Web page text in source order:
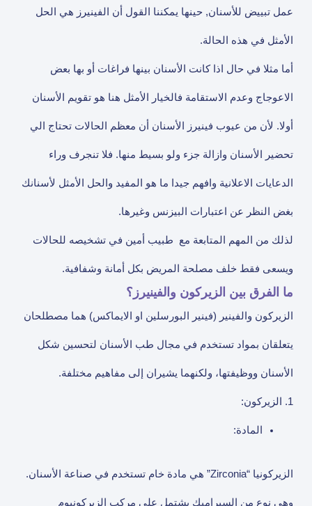
عمل تبييض للأسنان, حينها يمكننا القول أن الفينيرز هي الحل
الأمثل في هذه الحالة.
أما مثلا في حال اذا كانت الأسنان بينها فراغات أو بها بعض
الاعوجاج وعدم الاستقامة فالخيار الأمثل هنا هو تقويم الأسنان
أولا. لأن من عيوب فينيرز الأسنان أن معظم الحالات تحتاج الي
تحضير الأسنان وازالة جزء ولو بسيط منها. فلا تنجرف وراء
الدعايات الاعلانية وافهم جيدا ما هو المفيد والحل الأمثل لأسنانك
بغض النظر عن اعتبارات البيزنس وغيرها.
لذلك من المهم المتابعة مع طبيب أمين في تشخيصه للحالات
ويسعى فقط خلف مصلحة المريض بكل أمانة وشفافية.
ما الفرق بين الزيركون والفينيرز؟
الزيركون والفينير (فينير البورسلين او الايماكس) هما مصطلحان
يتعلقان بمواد تستخدم في مجال طب الأسنان لتحسين شكل
الأسنان ووظيفتها، ولكنهما يشيران إلى مفاهيم مختلفة.
1. الزيركون:
المادة:
الزيركونيا “Zirconia” هي مادة خام تستخدم في صناعة الأسنان.
وهي نوع من السيراميك يشتمل على مركب الزيركونيوم